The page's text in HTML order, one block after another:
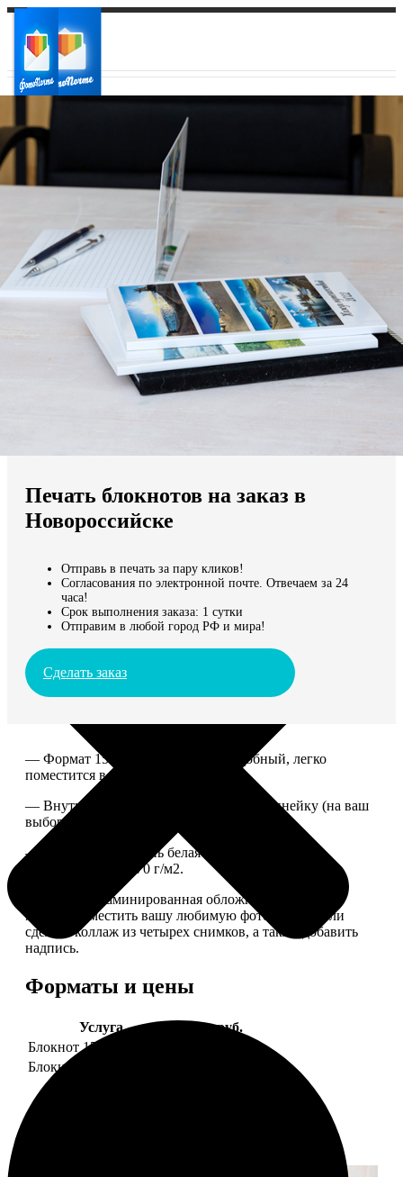
Ваш регион доставки
Выберите из списка:
Мы доставляем по всему миру
Продолжить без города
Печать блокнотов на заказ в
Новороссийске
Отправь в печать за пару кликов!
Согласования по электронной почте. Отвечаем за 24
часа!
Срок выполнения заказа: 1 сутки
Отправим в любой город РФ и мира!
Сделать заказ
— Формат 15*20. Компактный и удобный, легко
поместится в сумку или рюкзак.
— Внутри 100 страниц в клетку или в линейку (на ваш
выбор), скрепленных сбоку скобой.
— Приятная на ощупь белая сатиновая бумага
плотностью 150-170 г/м2.
— Плотная ламинированная обложка. На обложке
можно разместить вашу любимую фотографию или
сделать коллаж из четырех снимков, а также добавить
надпись.
Форматы и цены
Услуга
Цена, руб.
Блокнот 15х20 клетка
Блокнот 15х20 линейка